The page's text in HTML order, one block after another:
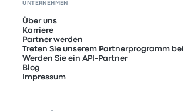
UNTERNEHMEN
Über uns
Karriere
Partner werden
Treten Sie unserem Partnerprogramm bei
Werden Sie ein API-Partner
Blog
Impressum